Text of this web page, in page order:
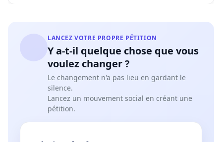
LANCEZ VOTRE PROPRE PÉTITION
Y a-t-il quelque chose que vous
voulez changer ?
Le changement n'a pas lieu en gardant le
silence.
Lancez un mouvement social en créant une
pétition.